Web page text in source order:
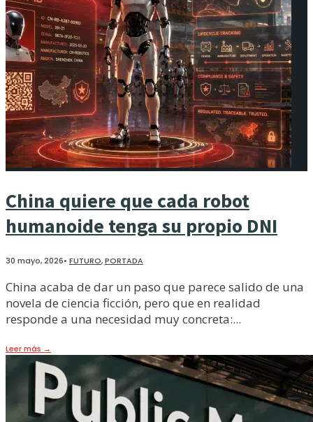
China quiere que cada robot
humanoide tenga su propio DNI
30 mayo, 2026• FUTURO,PORTADA
China acaba de dar un paso que parece salido de una
novela de ciencia ficción, pero que en realidad
responde a una necesidad muy concreta:...
Leer más →